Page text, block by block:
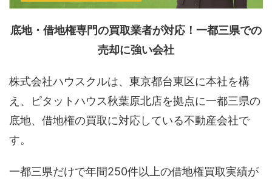
底地・借地権専門の買取業者が対応！一都三県での
売却に強い会社
株式会社ハウスクルは、東京都台東区に本社を構
え、ピタットハウス秋葉原北店を拠点に一都三県の
底地、借地権の買取に対応している不動産会社で
す。
一都三県だけで年間250件以上の借地権買取実績が